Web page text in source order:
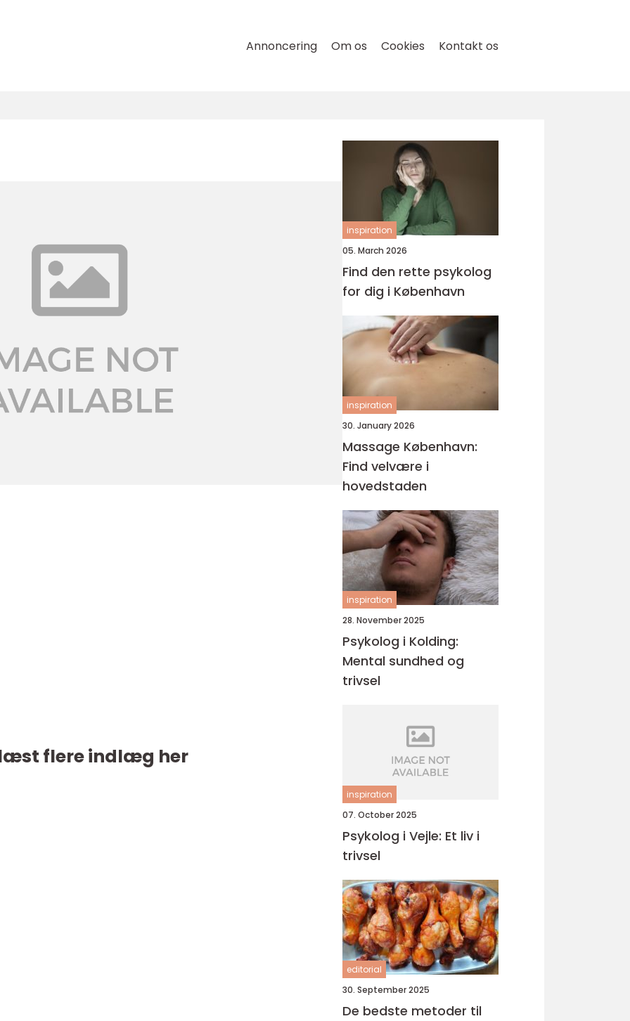
Annoncering Om os Cookies Kontakt os
flere indlæg her
inspiration
05. March 2026
Find den rette psykolog
for dig i København
inspiration
30. January 2026
Massage København:
Find velvære i
hovedstaden
inspiration
28. November 2025
Psykolog i Kolding:
Mental sundhed og
trivsel
inspiration
07. October 2025
Psykolog i Vejle: Et liv i
trivsel
editorial
30. September 2025
De bedste metoder til